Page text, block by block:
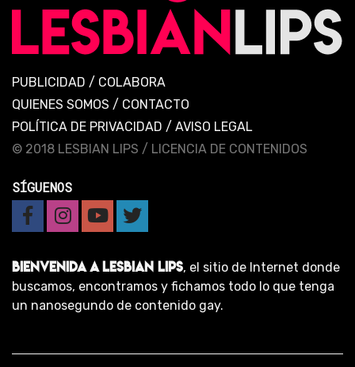
PUBLICIDAD / COLABORA
QUIENES SOMOS / CONTACTO
POLÍTICA DE PRIVACIDAD / AVISO LEGAL
© 2018 LESBIAN LIPS / LICENCIA DE CONTENIDOS
SÍGUENOS
BIENVENIDA A LESBIAN LIPS, el sitio de Internet donde
buscamos, encontramos y fichamos todo lo que tenga
un nanosegundo de contenido gay.